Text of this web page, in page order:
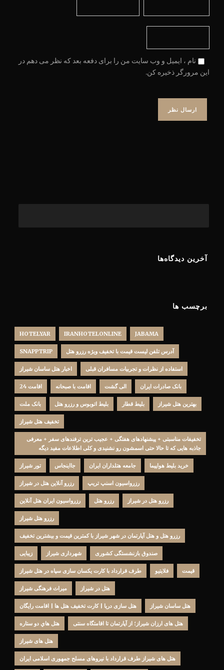
نام ، ایمیل و وب سایت من را برای دفعه بعد که نظر می دهم در
این مرورگر ذخیره کن.
آخرین دیدگاه‌ها
برچسب ها
HOTELYAR IRANHOTELONLINE JABAMA
SNAPPTRIP آدرس تلفن لیست قیمت با تخفیف ویژه رزرو هتل
اخبار هتل ساسان شیراز استفاده از نظرات و تجربیات مسافران قبلی
اقامت 24 اقامت با صبحانه الی گشت بانک صادرات ایران
بانک ملت بلیط اتوبوس و رزرو هتل بلیط قطار بهترین هتل شیراز
تخفيف هتل شيراز
تخفیفات مناسبتی + پیشنهادهای هفتگی + عجیب ترین ترفندهای سفر + معرفی
جاذبه هایی که تا حالا حتی اسمشون رو نشنیدی و کلی اطلاعات مفید دیگه
تور شیراز جااینجاس جامعه هتلداران ایران خرید بلیط هواپیما
رزرو آنلاین هتل در شیراز رزرواسیون اسنپ تریپ
رزرواسیون ایران هتل آنلاین رزرو هتل رزرو هتل در شیراز
رزرو هتل شیراز
رزرو هتل و هتل آپارتمان در شهر شیراز با کمترین قیمت و بیشترین تخفیف
زیبایی شهرداری شیراز صندوق بازنشستگی کشوری
طرف قرارداد با کارت یکسان سازی سپاه در هتل شیراز فلایتیو قیمت
میراث فرهنگی شیراز هتل در شیراز
هتل سازی دریا | کارت تخفیف هتل ها | اقامت رایگان هتل ساسان شیراز
هتل هاي دو ستاره هتل های ارزان شیراز؛ از آپارتمان تا اقامتگاه سنتی
هتل های شیراز
هتل های شیراز طرف قرارداد با نیروهای مسلح جمهوری اسلامی ایران